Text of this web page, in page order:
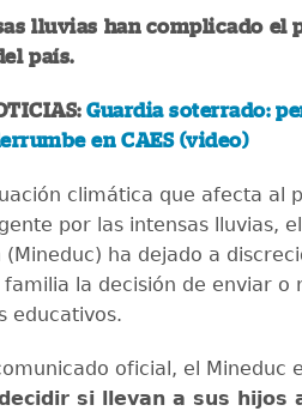
lluvias han complicado el
país.
Guardia soterrado:
en CAES (video)
climática que afecta al
por las intensas lluvias,
(Mineduc) ha dejado a
la decisión de enviar o
educativos.
oficial, el Mineduc
si llevan a sus hijos